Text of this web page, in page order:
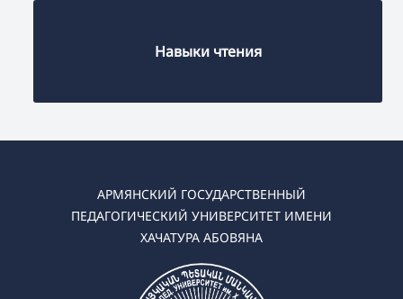
Навыки чтения
АРМЯНСКИЙ ГОСУДАРСТВЕННЫЙ
ПЕДАГОГИЧЕСКИЙ УНИВЕРСИТЕТ ИМЕНИ
ХАЧАТУРА АБОВЯНА